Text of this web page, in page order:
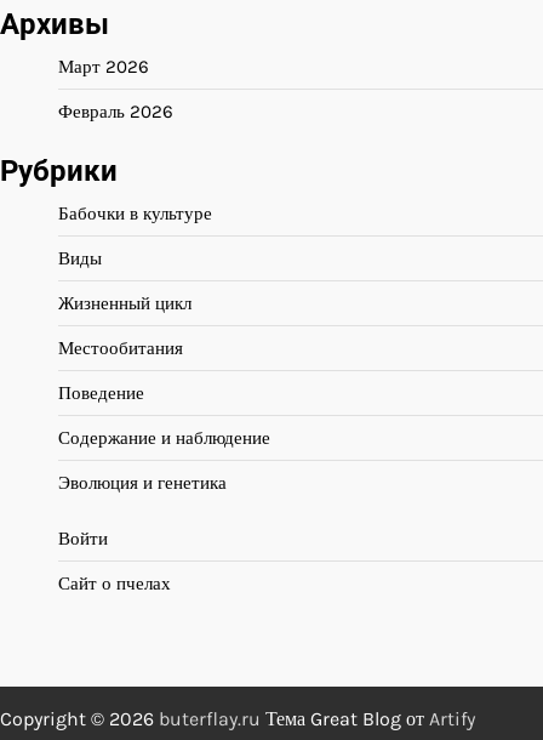
Архивы
Март 2026
Февраль 2026
Рубрики
Бабочки в культуре
Виды
Жизненный цикл
Местообитания
Поведение
Содержание и наблюдение
Эволюция и генетика
Войти
Сайт о пчелах
Copyright © 2026 buterflay.ru Тема Great Blog от Artify